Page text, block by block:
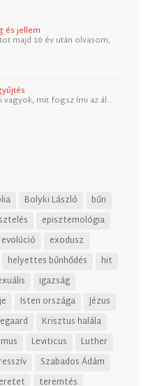
és jellem
majd 10 év után olvasom,
vagyok, mit fogsz írni az ál…
Bolyki László
bűn
episztemológia
evolúció
exodusz
helyettes bűnhődés
hit
igazság
Isten országa
Jézus
Krisztus halála
Leviticus
Luther
Szabados Ádám
teremtés